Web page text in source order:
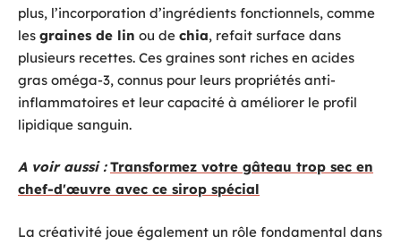
plus, l’incorporation d’ingrédients fonctionnels, comme
les graines de lin ou de chia, refait surface dans
plusieurs recettes. Ces graines sont riches en acides
gras oméga-3, connus pour leurs propriétés anti-
inflammatoires et leur capacité à améliorer le profil
lipidique sanguin.
A voir aussi : Transformez votre gâteau trop sec en
chef-d'œuvre avec ce sirop spécial
La créativité joue également un rôle fondamental dans